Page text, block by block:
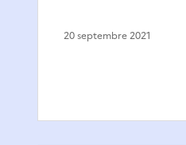
20 septembre 2021